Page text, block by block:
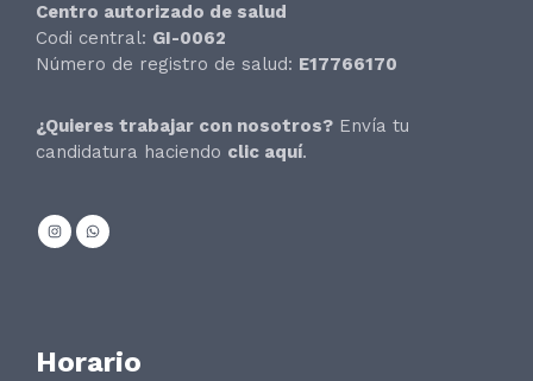
Centro autorizado de salud
Codi central: GI-0062
Número de registro de salud: E17766170
¿Quieres trabajar con nosotros? Envía tu
candidatura haciendo clic aquí.
Horario